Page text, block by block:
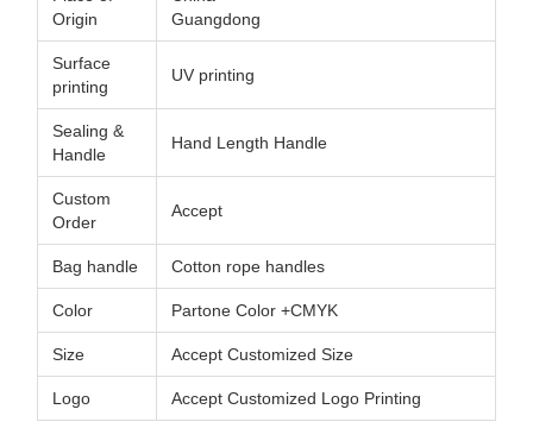
Origin
Guangdong
Surface
printing
UV printing
Sealing &
Handle
Hand Length Handle
Custom
Order
Accept
Bag handle Cotton rope handles
Color Partone Color +CMYK
Size Accept Customized Size
Logo Accept Customized Logo Printing